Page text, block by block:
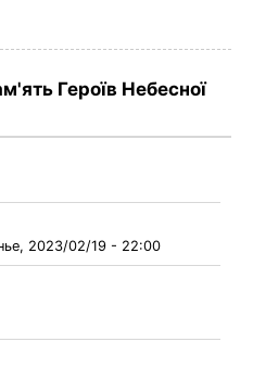
Героїв Небесної
2023/02/19 - 22:00